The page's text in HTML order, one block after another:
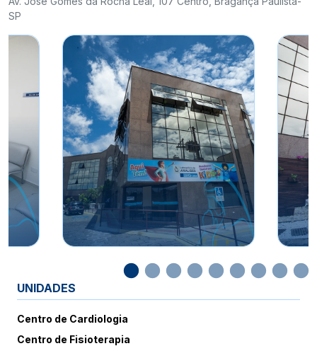
SP
UNIDADES
Centro de Cardiologia
Centro de Fisioterapia